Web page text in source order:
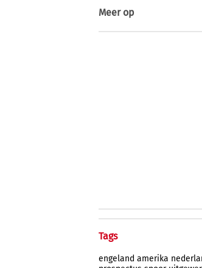
Meer op
Tags
engeland amerika